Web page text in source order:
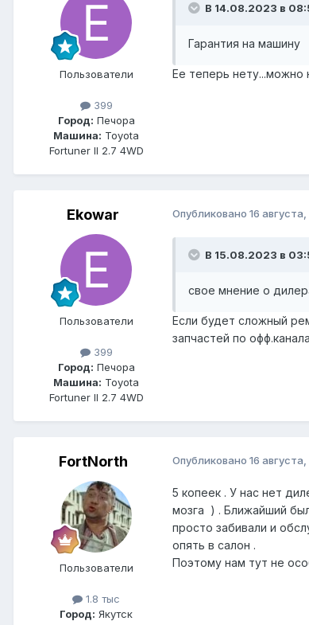
Пользователи
399
Город: Печора
Машина: Toyota
Fortuner II 2.7 4WD
В 14.08.2023 в
Гарантия на машину
Ее теперь нету...можно
Ekowar
Пользователи
399
Город: Печора
Машина: Toyota
Fortuner II 2.7 4WD
Опубликовано 16
В 15.08.2023 в
свое мнение о
Если будет сложный
запчастей по
FоrtNorth
Пользователи
1.8 тыс
Город: Якутск
Опубликовано 16
5 копеек . У нас нет
мозга ) . Ближайший
просто забивали и
опять в салон .
Поэтому нам тут не